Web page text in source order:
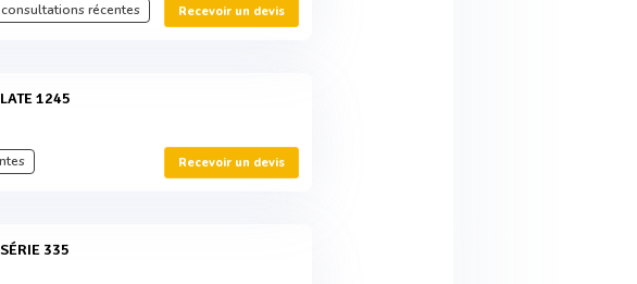
consultations récentes Recevoir un devis
1245
Recevoir un devis
335